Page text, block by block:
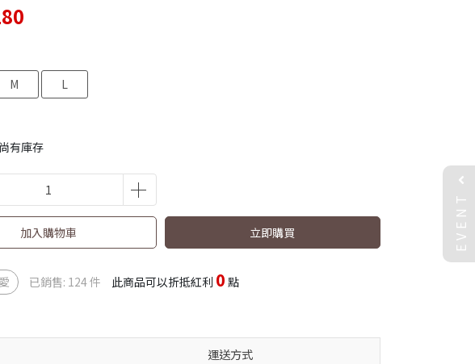
尚有庫存
M L
加入購物車 立即購買
已銷售: 124 件 此商品可以折抵紅利 0 點
運送方式
EVENT